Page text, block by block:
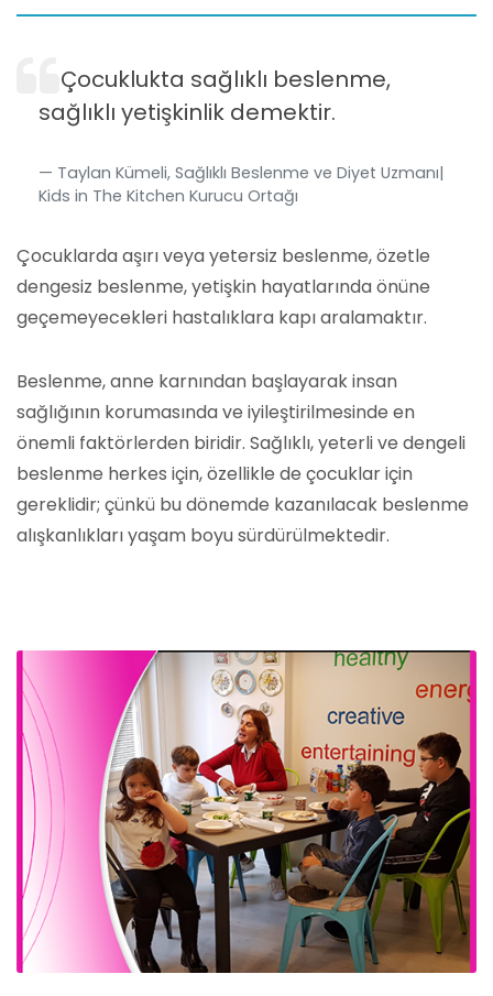
Çocuklukta sağlıklı beslenme,
sağlıklı yetişkinlik demektir.
Taylan Kümeli, Sağlıklı Beslenme ve Diyet Uzmanı|
Kids in The Kitchen Kurucu Ortağı
Çocuklarda aşırı veya yetersiz beslenme, özetle
dengesiz beslenme, yetişkin hayatlarında önüne
geçemeyecekleri hastalıklara kapı aralamaktır.
Beslenme, anne karnından başlayarak insan
sağlığının korumasında ve iyileştirilmesinde en
önemli faktörlerden biridir. Sağlıklı, yeterli ve dengeli
beslenme herkes için, özellikle de çocuklar için
gereklidir; çünkü bu dönemde kazanılacak beslenme
alışkanlıkları yaşam boyu sürdürülmektedir.